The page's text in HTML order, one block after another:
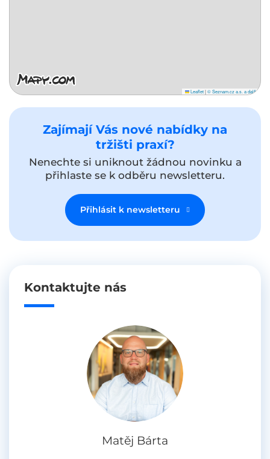
Leaflet|© Seznam.cz a.s. a další
Zajímají Vás nové nabídky na
tržišti praxí?
Nenechte si uniknout žádnou novinku a
přihlaste se k odběru newsletteru.
Přihlásit k newsletteru
Kontaktujte nás
Matěj Bárta